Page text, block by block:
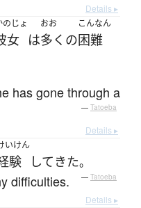
Details ▸
のじょ
女 は
おお
多く の
こんなん
困難
has gone through a
— Tatoeba
Details ▸
いけん
験 して きた。
difficulties. — Tatoeba
Details ▸